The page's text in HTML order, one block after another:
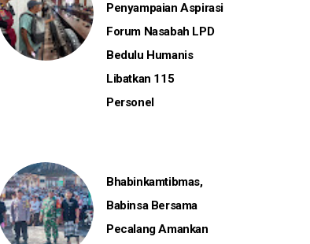
Penyampaian Aspirasi
Forum Nasabah LPD
Bedulu Humanis
Libatkan 115
Personel
Bhabinkamtibmas,
Babinsa Bersama
Pecalang Amankan